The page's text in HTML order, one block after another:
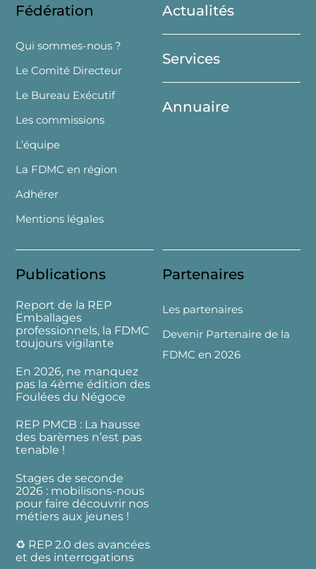
To
Top
Fédération
Qui sommes-nous ?
Le Comité Directeur
Le Bureau Exécutif
Les commissions
L’équipe
La FDMC en région
Adhérer
Mentions légales
Actualités
Services
Annuaire
Publications
Report de la REP
Emballages
professionnels, la FDMC
toujours vigilante
En 2026, ne manquez
pas la 4ème édition des
Foulées du Négoce
REP PMCB : La hausse
des barèmes n’est pas
tenable !
Stages de seconde
2026 : mobilisons-nous
pour faire découvrir nos
métiers aux jeunes !
♻️ REP 2.0 des avancées
et des interrogations
Partenaires
Les partenaires
Devenir Partenaire de la
FDMC en 2026